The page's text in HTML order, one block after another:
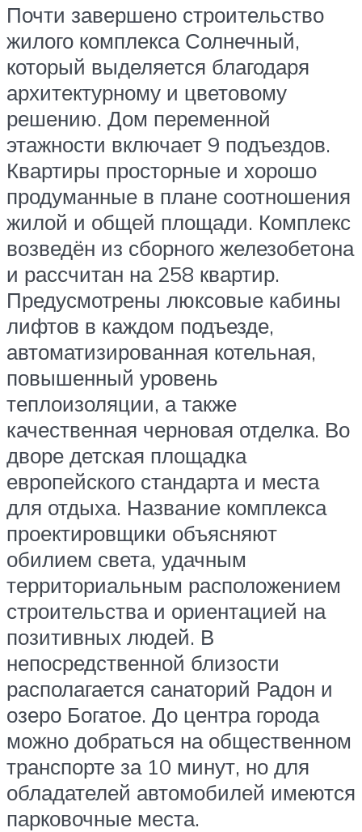
Почти завершено строительство
жилого комплекса Солнечный,
который выделяется благодаря
архитектурному и цветовому
решению. Дом переменной
этажности включает 9 подъездов.
Квартиры просторные и хорошо
продуманные в плане соотношения
жилой и общей площади. Комплекс
возведён из сборного железобетона
и рассчитан на 258 квартир.
Предусмотрены люксовые кабины
лифтов в каждом подъезде,
автоматизированная котельная,
повышенный уровень
теплоизоляции, а также
качественная черновая отделка. Во
дворе детская площадка
европейского стандарта и места
для отдыха. Название комплекса
проектировщики объясняют
обилием света, удачным
территориальным расположением
строительства и ориентацией на
позитивных людей. В
непосредственной близости
располагается санаторий Радон и
озеро Богатое. До центра города
можно добраться на общественном
транспорте за 10 минут, но для
обладателей автомобилей имеются
парковочные места.